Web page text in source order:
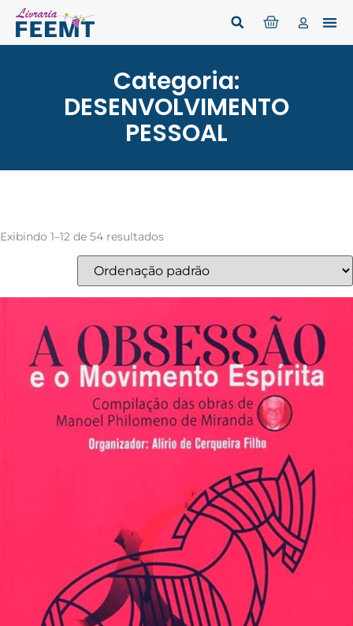
Categoria:
DESENVOLVIMENTO
PESSOAL
Exibindo 1–12 de 54 resultados